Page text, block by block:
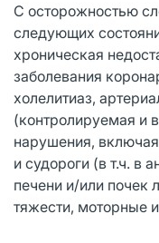
С осторожностью
следующих
хроническая
заболевания
холелитиаз,
(контролируемая и
нарушения,
и судороги (в т.ч. в
печени и/или почек
тяжести, моторные